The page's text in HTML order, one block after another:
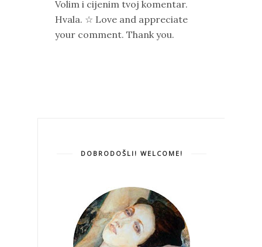
Volim i cijenim tvoj komentar.
Hvala. ☆ Love and appreciate
your comment. Thank you.
DOBRODOŠLI! WELCOME!